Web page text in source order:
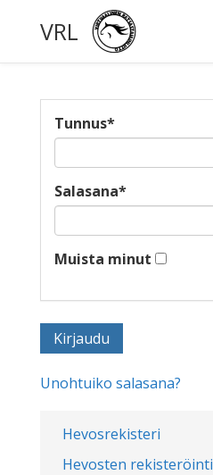
VRL
Hevosrekisteri
Hevosten rekisteröinti
Tunnus*
Salasana*
Muista minut
Unohtuiko salasana?